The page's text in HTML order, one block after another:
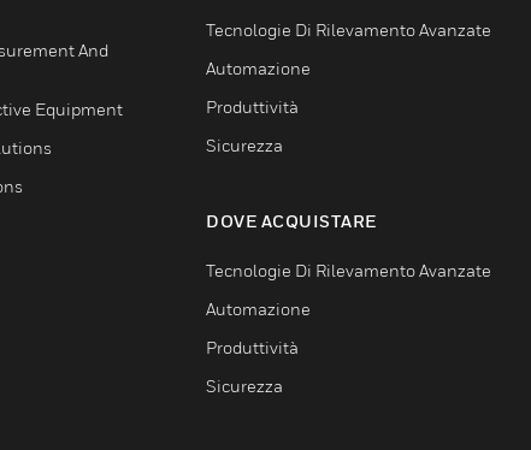
And
Equipment
Tecnologie Di Rilevamento Avanzate
Automazione
Produttività
Sicurezza
DOVE ACQUISTARE
Tecnologie Di Rilevamento Avanzate
Automazione
Produttività
Sicurezza